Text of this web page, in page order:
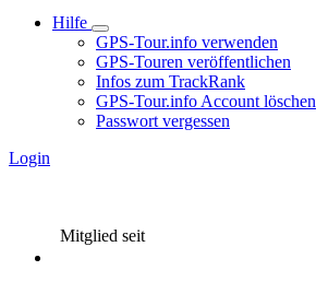
Hilfe
GPS-Tour.info verwenden
GPS-Touren veröffentlichen
Infos zum TrackRank
GPS-Tour.info Account löschen
Passwort vergessen
Login
Mitglied seit